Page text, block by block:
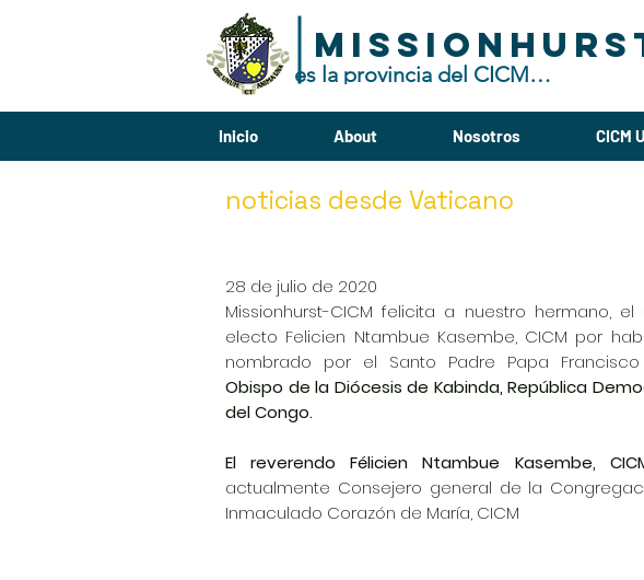
es la provincia del CICM-USA
Inicio About Nosotros CICM
28 de julio de 2020
Missionhurst-CICM felicita a nuestro hermano, el
electo Felicien Ntambue Kasembe, CICM por
nombrado por el Santo Padre Papa
Obispo de la Diócesis de Kabinda, República
del Congo.
El reverendo Félicien Ntambue Kasembe,
actualmente Consejero general de la
Inmaculado Corazón de María, CICM
noticias desde Vaticano